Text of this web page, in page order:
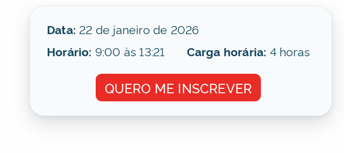
Data: 22 de janeiro de 2026
Horário: 9:00 às 13:21 Carga horária: 4 horas
QUERO ME INSCREVER